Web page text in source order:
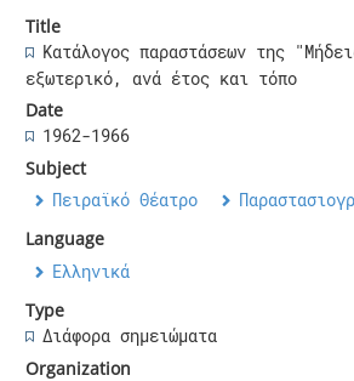
Title
Κατάλογος παραστάσεων της
εξωτερικό, ανά έτος και τόπο
Date
1962-1966
Subject
Πειραϊκό Θέατρο
Language
Ελληνικά
Type
Διάφορα σημειώματα
Organization